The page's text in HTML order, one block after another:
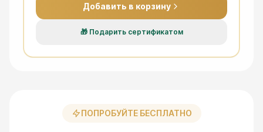
Добавить в корзину
🎁 Подарить сертификатом
ПОПРОБУЙТЕ БЕСПЛАТНО